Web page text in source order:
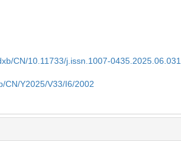
CN/10.11733/j.issn.1007-0435.2025.06.031
CN/Y2025/V33/I6/2002